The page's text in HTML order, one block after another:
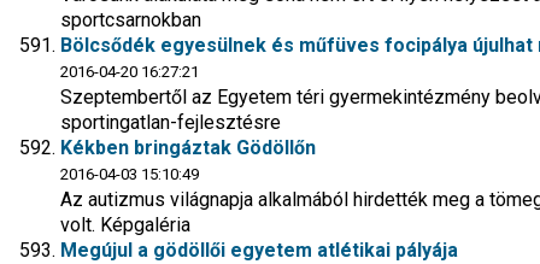
sportcsarnokban
Bölcsődék egyesülnek és műfüves focipálya újulhat
2016-04-20 16:27:21
Szeptembertől az Egyetem téri gyermekintézmény
sportingatlan-fejlesztésre
Kékben bringáztak Gödöllőn
2016-04-03 15:10:49
Az autizmus világnapja alkalmából hirdették meg a
volt. Képgaléria
Megújul a gödöllői egyetem atlétikai pályája